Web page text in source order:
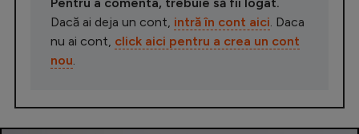
Dacă ai deja un cont, intră în cont aici . Daca
nu ai cont, click aici pentru a crea un cont
nou